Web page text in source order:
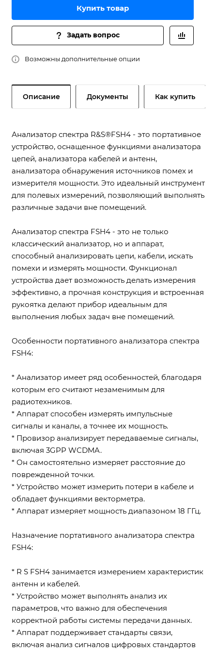
Купить товар
Задать вопрос
Возможны дополнительные опции
Описание Документы Как купить
Анализатор спектра R&S®FSH4 - это портативное
устройство, оснащенное функциями анализатора
цепей, анализатора кабелей и антенн,
анализатора обнаружения источников помех и
измерителя мощности. Это идеальный инструмент
для полевых измерений, позволяющий выполнять
различные задачи вне помещений.
Анализатор спектра FSH4 - это не только
классический анализатор, но и аппарат,
способный анализировать цепи, кабели, искать
помехи и измерять мощности. Функционал
устройства дает возможность делать измерения
эффективно, а прочная конструкция и встроенная
рукоятка делают прибор идеальным для
выполнения любых задач вне помещений.
Особенности портативного анализатора спектра
FSH4:
* Анализатор имеет ряд особенностей, благодаря
которым его считают незаменимым для
радиотехников.
* Аппарат способен измерять импульсные
сигналы и каналы, а точнее их мощность.
* Провизор анализирует передаваемые сигналы,
включая 3GPP WCDMA.
* Он самостоятельно измеряет расстояние до
поврежденной точки.
* Устройство может измерить потери в кабеле и
обладает функциями векторметра.
* Аппарат измеряет мощность диапазоном 18 ГГц.
Назначение портативного анализатора спектра
FSH4:
* R S FSH4 занимается измерением характеристик
антенн и кабелей.
* Устройство может выполнять анализ их
параметров, что важно для обеспечения
корректной работы системы передачи данных.
* Аппарат поддерживает стандарты связи,
включая анализ сигналов цифровых стандартов